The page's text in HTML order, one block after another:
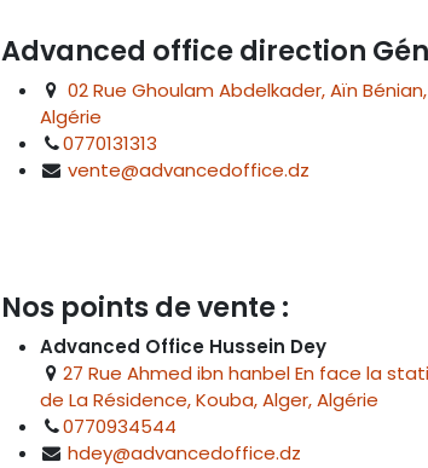
Advanced office direction
02 Rue Ghoulam Abdelkader, Aïn
Algérie
0770131313
vente@advancedoffice.dz
Nos points de vente :
Advanced Office Hussein Dey
27 Rue Ahmed ibn hanbel En face la
de La Résidence, Kouba, Alger, Algérie
0770934544
hdey@advancedoffice.dz